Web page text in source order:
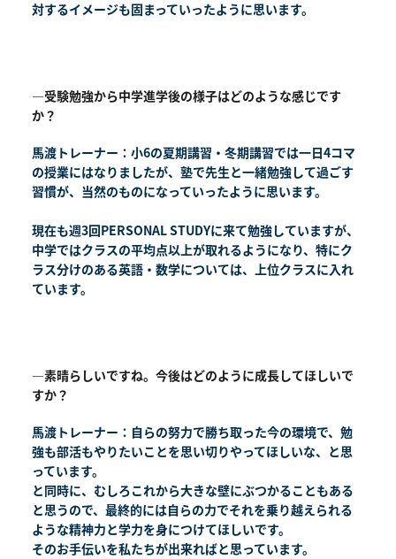
対するイメージも固まっていったように思います。
―受験勉強から中学進学後の様子はどのような感じです
か？
馬渡トレーナー：小6の夏期講習・冬期講習では一日4コマ
の授業にはなりましたが、塾で先生と一緒勉強して過ごす
習慣が、当然のものになっていったように思います。
現在も週3回PERSONAL STUDYに来て勉強していますが、
中学ではクラスの平均点以上が取れるようになり、特にク
ラス分けのある英語・数学については、上位クラスに入れ
ています。
―素晴らしいですね。今後はどのように成長してほしいで
すか？
馬渡トレーナー：自らの努力で勝ち取った今の環境で、勉
強も部活もやりたいことを思い切りやってほしいな、と思
っています。
と同時に、むしろこれから大きな壁にぶつかることもある
と思うので、最終的には自らの力でそれを乗り越えられる
ような精神力と学力を身につけてほしいです。
そのお手伝いを私たちが出来ればと思っています。